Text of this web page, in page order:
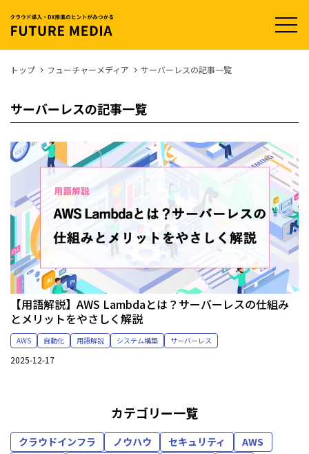
t
o
g
g
i
o
トップ フューチャーメディア サーバーレスの記事一覧
サーバーレスの記事一覧
【用語解説】AWS Lambdaとは？サーバーレスの仕組み
とメリットをやさしく解説
AWS 自動化 用語解説 システム構築 サーバーレス
2025-12-17
カテゴリー一覧
クラウドインフラ ノウハウ セキュリティ
AWS